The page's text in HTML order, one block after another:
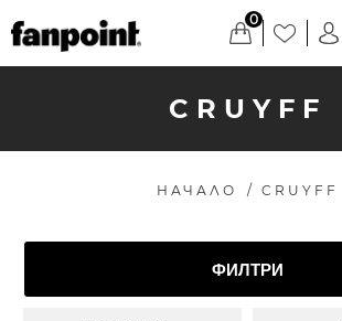
0
CRUYFF
НАЧАЛО / CRUYFF
ФИЛТРИ